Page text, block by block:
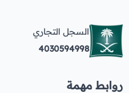
السجل التجاري
4030594998
روابط مهمة